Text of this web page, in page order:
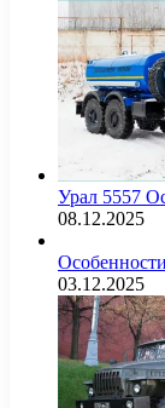
Урал 5557
08.12.2025
03.12.2025